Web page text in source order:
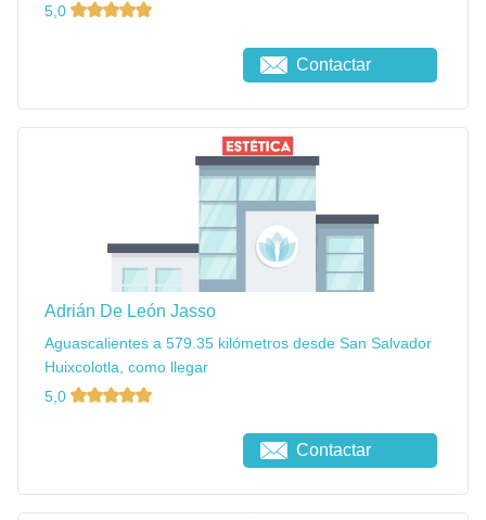
5,0
Contactar
Adrián De León Jasso
Aguascalientes a 579.35 kilómetros desde San Salvador
Huixcolotla, como llegar
5,0
Contactar